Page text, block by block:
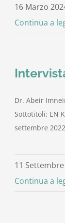
16 Marzo
Continua a
Dr. Abeir
Sottotitoli: EN
settembre
11
Continua a